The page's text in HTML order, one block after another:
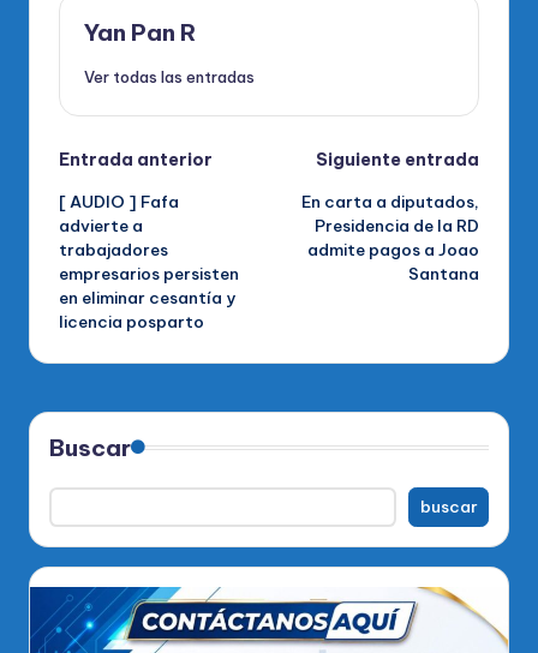
Yan Pan R
Ver todas las entradas
Navegación
de
entradas
Entrada anterior
[ AUDIO ] Fafa
advierte a
trabajadores
empresarios persisten
en eliminar cesantía y
licencia posparto
Siguiente entrada
En carta a diputados,
Presidencia de la RD
admite pagos a Joao
Santana
Buscar
buscar